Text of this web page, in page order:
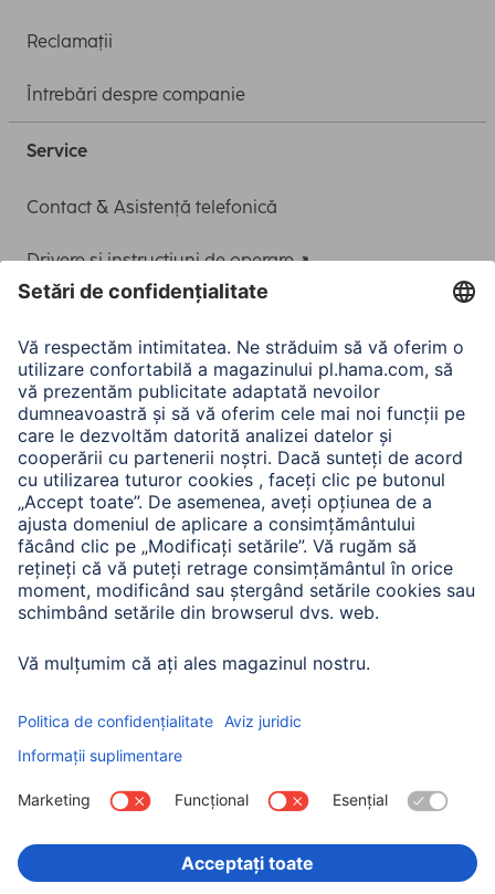
Reclamații
Întrebări despre companie
Service
Contact & Asistență telefonică
Drivere și instrucțiuni de operare
A.N.P.C.
A.N.P.C. SAL
Companie
Istoria companiei
Hama Mondial
Alege ţara